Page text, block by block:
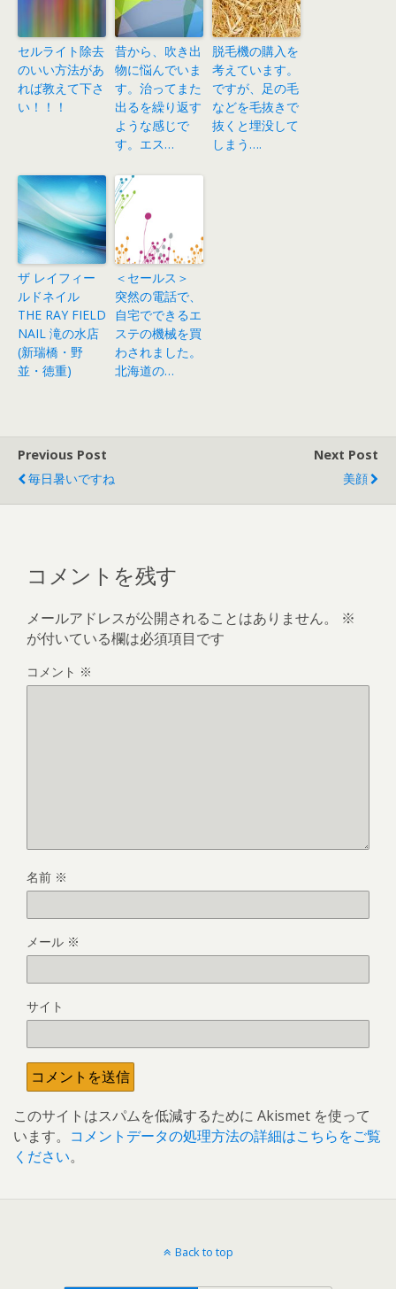
セルライト除去
のいい方法があ
れば教えて下さ
い！！！
昔から、吹き出
物に悩んでいま
す。治ってまた
出るを繰り返す
ような感じで
す。エス…
脱毛機の購入を
考えています。
ですが、足の毛
などを毛抜きで
抜くと埋没して
しまう….
ザ レイフィー
ルドネイル
THE RAY FIELD
NAIL 滝の水店
(新瑞橋・野
並・徳重)
＜セールス＞
突然の電話で、
自宅でできるエ
ステの機械を買
わされました。
北海道の…
Previous Post
毎日暑いですね
Next Post
美顔
コメントを残す
メールアドレスが公開されることはありません。
※
が付いている欄は必須項目です
コメント ※
名前 ※
メール ※
サイト
このサイトはスパムを低減するために Akismet を使って
います。 コメントデータの処理方法の詳細はこちらをご覧
ください。
Back to top